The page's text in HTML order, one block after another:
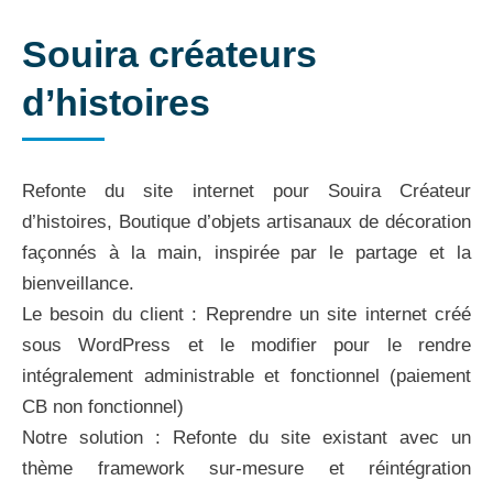
Souira créateurs
d’histoires
Refonte du site internet pour Souira Créateur
d’histoires, Boutique d’objets artisanaux de décoration
façonnés à la main, inspirée par le partage et la
bienveillance.
Le besoin du client : Reprendre un site internet créé
sous WordPress et le modifier pour le rendre
intégralement administrable et fonctionnel (paiement
CB non fonctionnel)
Notre solution : Refonte du site existant avec un
thème framework sur-mesure et réintégration